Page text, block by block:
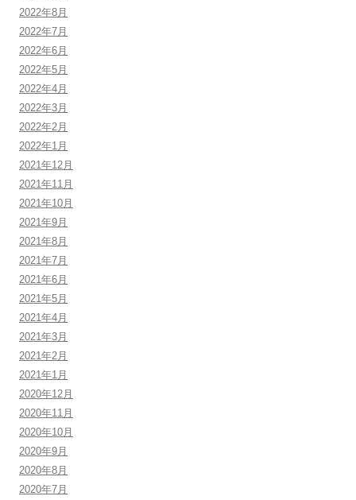
2022年8月
2022年7月
2022年6月
2022年5月
2022年4月
2022年3月
2022年2月
2022年1月
2021年12月
2021年11月
2021年10月
2021年9月
2021年8月
2021年7月
2021年6月
2021年5月
2021年4月
2021年3月
2021年2月
2021年1月
2020年12月
2020年11月
2020年10月
2020年9月
2020年8月
2020年7月